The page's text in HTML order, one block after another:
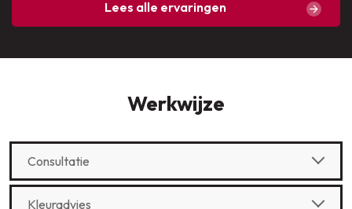
Lees alle ervaringen
Werkwijze
Consultatie
Kleuradvies